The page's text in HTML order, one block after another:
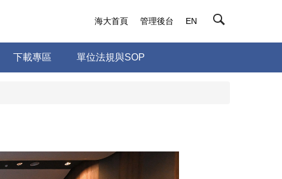
下載專區 單位法規與SOP
海大首頁 管理後台 EN